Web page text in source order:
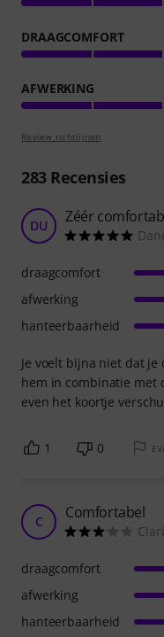
DRAAGCOMFORT
AFWERKING
Review richtlijnen
283Recensies
DU Zéér
Je voelt bijna niet dat
hem in combinatie met
even het koortje
draagcomfort
afwerking
hanteerbaarheid
1 0
C Comfortabel
draagcomfort
afwerking
hanteerbaarheid